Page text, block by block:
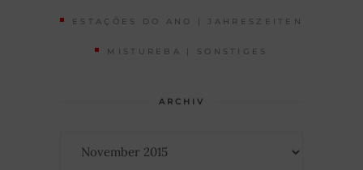
ESTAÇÕES DO ANO | JAHRESZEITEN
MISTUREBA | SONSTIGES
ARCHIV